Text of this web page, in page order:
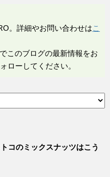
。詳細やお問い合わせはこ
でこのブログの最新情報をお
ローしてください。
コのミックスナッツはこう